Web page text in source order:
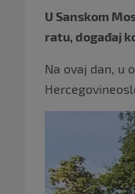
U Sanskom
ratu, događaj
Na ovaj dan, u